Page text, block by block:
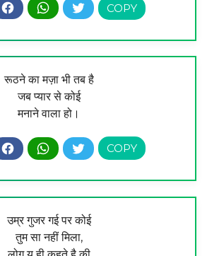
रूठने का मज़ा भी तब है
जब प्यार से कोई
मनाने वाला हो।
उम्र गुजर गई पर कोई
तुम सा नहीं मिला,